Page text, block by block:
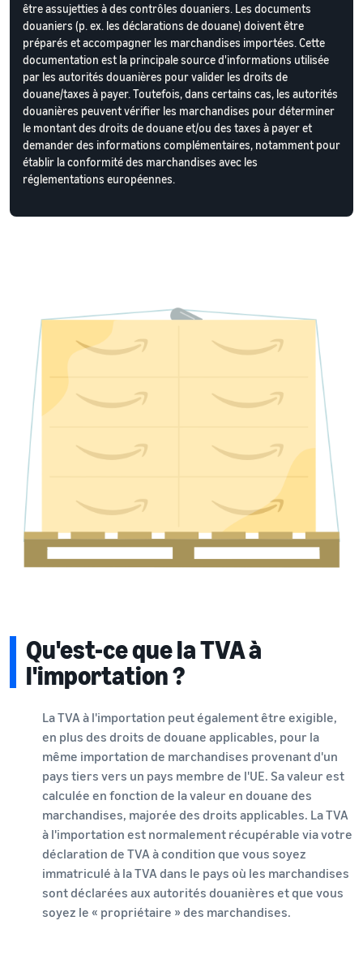
être assujetties à des contrôles douaniers. Les documents
douaniers (p. ex. les déclarations de douane) doivent être
préparés et accompagner les marchandises importées. Cette
documentation est la principale source d'informations utilisée
par les autorités douanières pour valider les droits de
douane/taxes à payer. Toutefois, dans certains cas, les autorités
douanières peuvent vérifier les marchandises pour déterminer
le montant des droits de douane et/ou des taxes à payer et
demander des informations complémentaires, notamment pour
établir la conformité des marchandises avec les
réglementations européennes.
Qu'est-ce que la TVA à
l'importation ?
La TVA à l'importation peut également être exigible,
en plus des droits de douane applicables, pour la
même importation de marchandises provenant d'un
pays tiers vers un pays membre de l'UE. Sa valeur est
calculée en fonction de la valeur en douane des
marchandises, majorée des droits applicables. La TVA
à l'importation est normalement récupérable via votre
déclaration de TVA à condition que vous soyez
immatriculé à la TVA dans le pays où les marchandises
sont déclarées aux autorités douanières et que vous
soyez le « propriétaire » des marchandises.